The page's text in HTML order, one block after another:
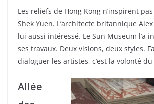
Les reliefs de Hong Kong n’inspirent
Shek Yuen. L’architecte britannique Alex
lui aussi intéressé. Le Sun Museum l’a
ses travaux. Deux visions, deux styles.
dialoguer les artistes, c’est la volonté
Allée